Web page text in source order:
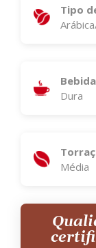
Tipo
Bebida
Dura
Média